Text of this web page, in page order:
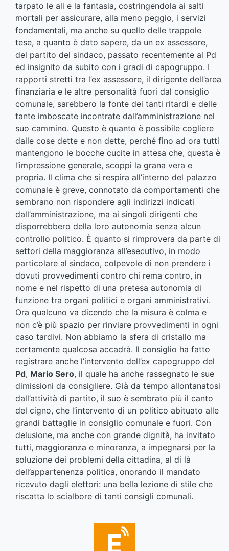
tarpato le ali e la fantasia, costringendola ai salti
mortali per assicurare, alla meno peggio, i servizi
fondamentali, ma anche su quello delle trappole
tese, a quanto è dato sapere, da un ex assessore,
del partito del sindaco, passato recentemente al Pd
ed insignito da subito con i gradi di capogruppo. I
rapporti stretti tra l’ex assessore, il dirigente dell’area
finanziaria e le altre personalità fuori dal consiglio
comunale, sarebbero la fonte dei tanti ritardi e delle
tante imboscate incontrate dall’amministrazione nel
suo cammino. Questo è quanto è possibile cogliere
dalle cose dette e non dette, perché fino ad ora tutti
mantengono le bocche cucite in attesa che, questa è
l’impressione generale, scoppi la grana vera e
propria. Il clima che si respira all’interno del palazzo
comunale è greve, connotato da comportamenti che
sembrano non rispondere agli indirizzi indicati
dall’amministrazione, ma ai singoli dirigenti che
disporrebbero della loro autonomia senza alcun
controllo politico. È quanto si rimprovera da parte di
settori della maggioranza all’esecutivo, in modo
particolare al sindaco, colpevole di non prendere i
dovuti provvedimenti contro chi rema contro, in
nome e nel rispetto di una pretesa autonomia di
funzione tra organi politici e organi amministrativi.
Ora qualcuno va dicendo che la misura è colma e
non c’è più spazio per rinviare provvedimenti in ogni
caso tardivi. Non abbiamo la sfera di cristallo ma
certamente qualcosa accadrà. Il consiglio ha fatto
registrare anche l’intervento dell’ex capogruppo del
Pd, Mario Sero, il quale ha anche rassegnato le sue
dimissioni da consigliere. Già da tempo allontanatosi
dall’attività di partito, il suo è sembrato più il canto
del cigno, che l’intervento di un politico abituato alle
grandi battaglie in consiglio comunale e fuori. Con
delusione, ma anche con grande dignità, ha invitato
tutti, maggioranza e minoranza, a impegnarsi per la
soluzione dei problemi della cittadina, al di là
dell’appartenenza politica, onorando il mandato
ricevuto dagli elettori: una bella lezione di stile che
riscatta lo scialbore di tanti consigli comunali.